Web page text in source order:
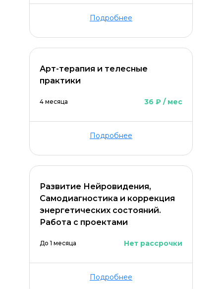
Подробнее
Арт-терапия и телесные
практики
4 месяца 36 ₽ / мес
Подробнее
Развитие Нейровидения,
Самодиагностика и коррекция
энергетических состояний.
Работа с проектами
До 1 месяца Нет рассрочки
Подробнее